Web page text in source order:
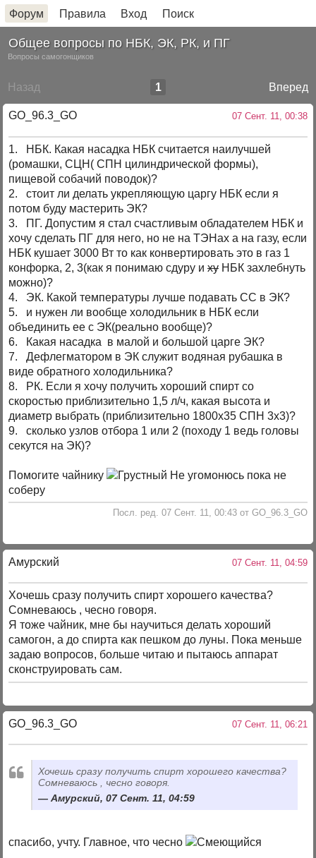
Форум Правила Вход Поиск
Общее вопросы по НБК, ЭК, РК, и ПГ
Вопросы самогонщиков
Назад Вперед
1
GO_96.3_GO 07 Сент. 11, 00:38
1. НБК. Какая насадка НБК считается наилучшей
(ромашки, СЦН( СПН цилиндрической формы),
пищевой собачий поводок)?
2. стоит ли делать укрепляющую царгу НБК если я
потом буду мастерить ЭК?
3. ПГ. Допустим я стал счастливым обладателем НБК и
хочу сделать ПГ для него, но не на ТЭНах а на газу, если
НБК кушает 3000 Вт то как конвертировать это в газ 1
конфорка, 2, 3(как я понимаю сдуру иху НБК захлебнуть
можно)?
4. ЭК. Какой температуры лучше подавать СС в ЭК?
5. и нужен ли вообще холодильник в НБК если
объединить ее с ЭК(реально вообще)?
6. Какая насадка в малой и большой царге ЭК?
7. Дефлегматором в ЭК служит водяная рубашка в
виде обратного холодильника?
8. РК. Если я хочу получить хороший спирт со
скоростью приблизительно 1,5 л/ч, какая высота и
диаметр выбрать (приблизительно 1800х35 СПН 3х3)?
9. сколько узлов отбора 1 или 2 (походу 1 ведь головы
секутся на ЭК)?
Помогите чайнику
Не угомонюсь пока не
соберу
Посл. ред. 07 Сент. 11, 00:43 от GO_96.3_GO
Амурский 07 Сент. 11, 04:59
Хочешь сразу получить спирт хорошего качества?
Сомневаюсь , чесно говоря.
Я тоже чайник, мне бы научиться делать хороший
самогон, а до спирта как пешком до луны. Пока меньше
задаю вопросов, больше читаю и пытаюсь аппарат
сконструировать сам.
GO_96.3_GO 07 Сент. 11, 06:21
Хочешь сразу получить спирт хорошего качества?
Сомневаюсь , чесно говоря.
Амурский, 07 Сент. 11, 04:59
спасибо, учту. Главное, что чесно